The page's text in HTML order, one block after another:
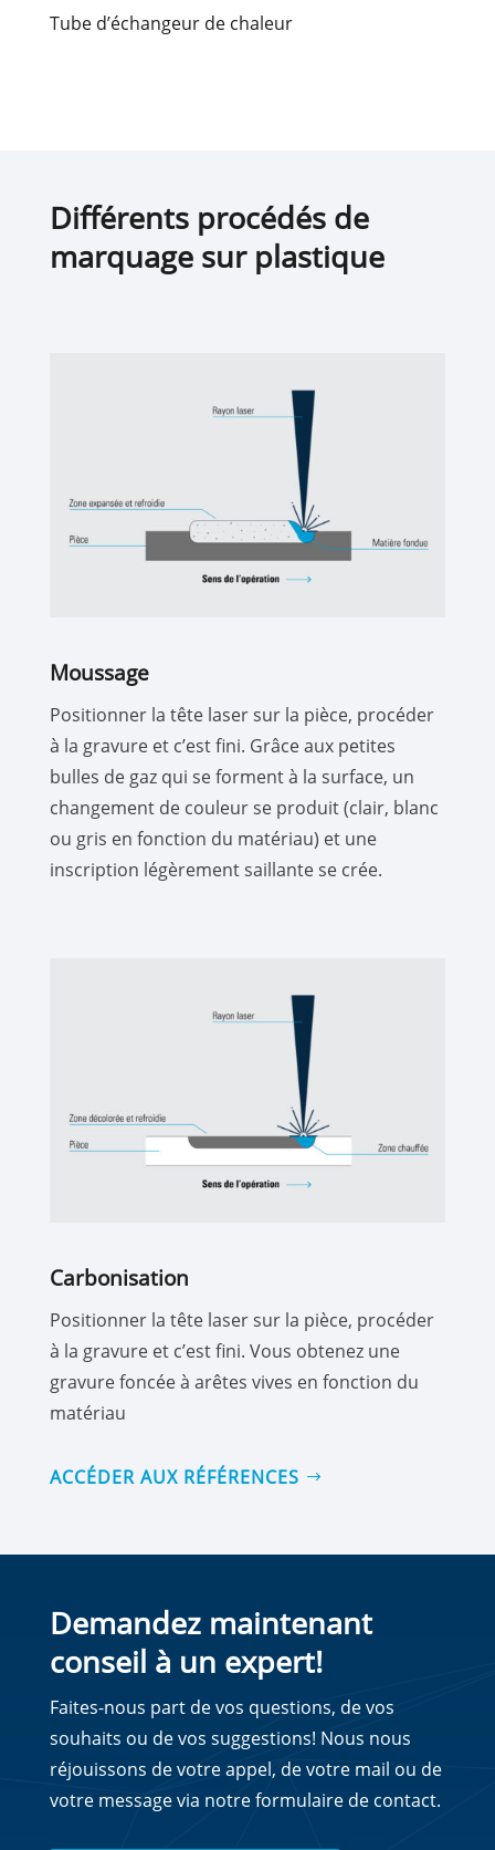
Tube d’échangeur de chaleur
Différents procédés de
marquage sur plastique
Moussage
Positionner la tête laser sur la pièce, procéder
à la gravure et c’est fini. Grâce aux petites
bulles de gaz qui se forment à la surface, un
changement de couleur se produit (clair, blanc
ou gris en fonction du matériau) et une
inscription légèrement saillante se crée.
Carbonisation
Positionner la tête laser sur la pièce, procéder
à la gravure et c’est fini. Vous obtenez une
gravure foncée à arêtes vives en fonction du
matériau
ACCÉDER AUX RÉFÉRENCES
Demandez maintenant
conseil à un expert!
Faites-nous part de vos questions, de vos
souhaits ou de vos suggestions! Nous nous
réjouissons de votre appel, de votre mail ou de
votre message via notre formulaire de contact.